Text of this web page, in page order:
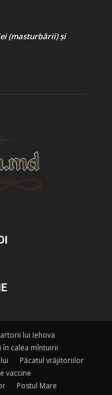
(masturbării) şi
lui Iehova
în calea mîntuirii
Păcatul vrăjitoriilor
vaccine
Postul Mare